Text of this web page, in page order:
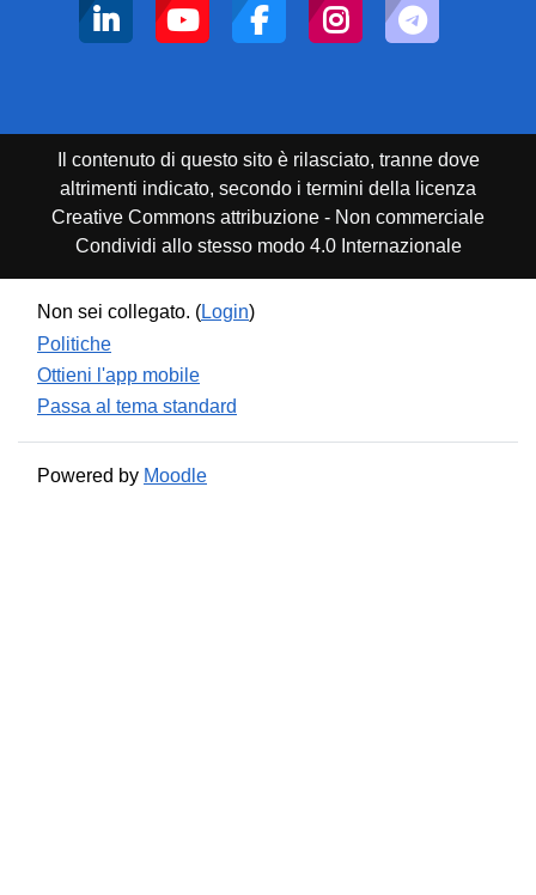
Il contenuto di questo sito è rilasciato, tranne dove
altrimenti indicato, secondo i termini della licenza
Creative Commons attribuzione - Non commerciale
Condividi allo stesso modo 4.0 Internazionale
Non sei collegato. (Login)
Politiche
Ottieni l'app mobile
Passa al tema standard
Powered by Moodle